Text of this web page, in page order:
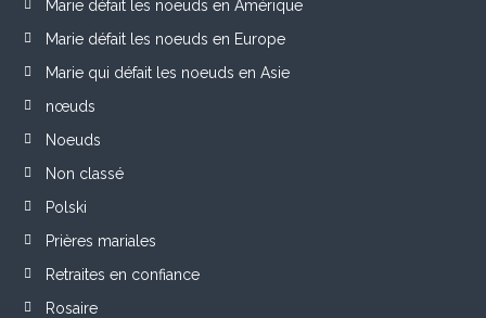
Marie défait les noeuds en Amérique
Marie défait les noeuds en Europe
Marie qui défait les noeuds en Asie
nœuds
Noeuds
Non classé
Polski
Prières mariales
Retraites en confiance
Rosaire